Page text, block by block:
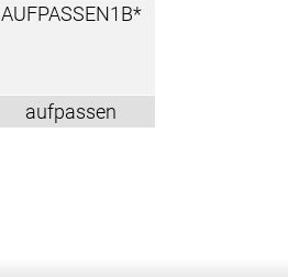
AUFPASSEN1B*
aufpassen